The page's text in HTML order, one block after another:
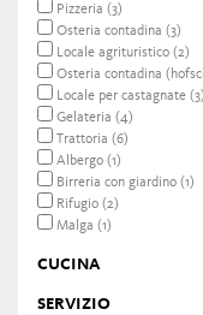
Pizzeria (3)
Osteria contadina (3)
Locale agrituristico (2)
Osteria contadina
Locale per castagnate (3)
Gelateria (4)
Trattoria (6)
Albergo (1)
Birreria con giardino (1)
Rifugio (2)
Malga (1)
CUCINA
SERVIZIO